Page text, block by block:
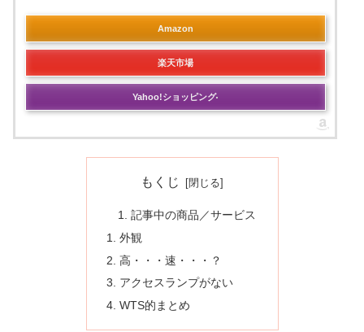
Amazon
楽天市場
Yahoo!ショッピング
もくじ
記事中の商品／サービス
外観
高・・・速・・・？
アクセスランプがない
WTS的まとめ